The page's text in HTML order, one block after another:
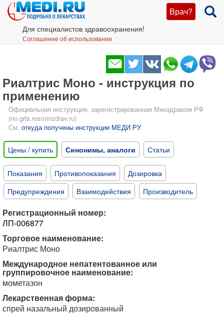
Врач?
Для специалистов здравоохранения!
Соглашение об использовании
Риалтрис Моно - инструкция по
применению
Официальная инструкция, зарегистрированная Минздравом РФ
(по grls.rosminzdrav.ru)
См. откуда получены инструкции МЕДИ РУ
Цены / купить Синонимы, аналоги Статьи
Показания Противопоказания
Дозировка
Предупреждения
Взаимодействия Производитель
Регистрационный номер:
ЛП-006877
Торговое наименование:
Риалтрис Моно
Международное непатентованное или
группировочное наименование:
мометазон
Лекарственная форма:
спрей назальный дозированный